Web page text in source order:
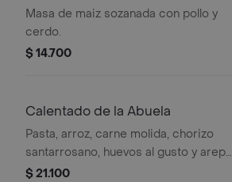
Masa de maiz sozanada con pollo y
cerdo.
$ 14.700
Calentado de la Abuela
Pasta, arroz, carne molida, chorizo
santarrosano, huevos al gusto y arepa
blanca.
$ 21.100